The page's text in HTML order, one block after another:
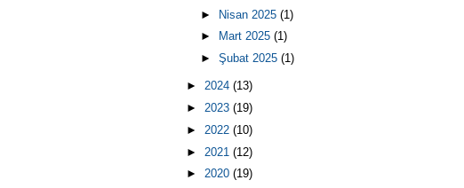
► Nisan 2025 (1)
►
Mart 2025 (1)
► Şubat 2025 (1)
► 2024 (13)
► 2023 (19)
► 2022 (10)
► 2021 (12)
► 2020 (19)